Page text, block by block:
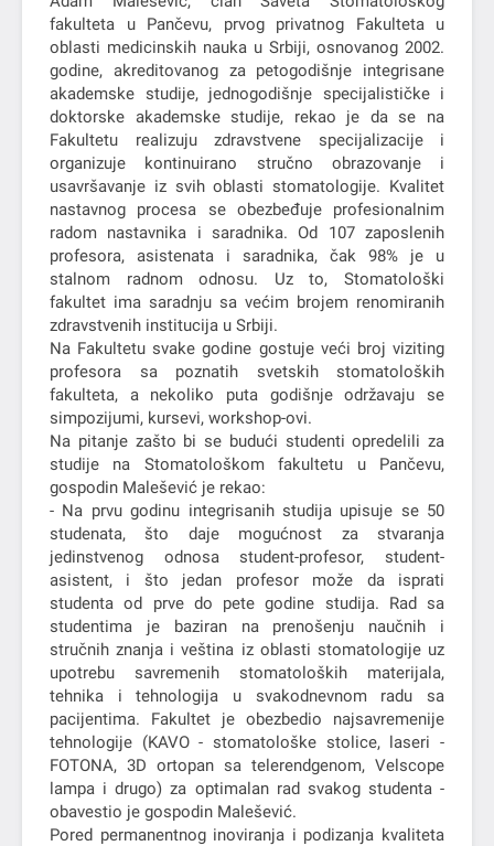
fakulteta u Pančevu, prvog privatnog Fakulteta u
oblasti medicinskih nauka u Srbiji, osnovanog 2002.
godine, akreditovanog za petogodišnje integrisane
akademske studije, jednogodišnje specijalističke i
doktorske akademske studije, rekao je da se na
Fakultetu realizuju zdravstvene specijalizacije i
organizuje kontinuirano stručno obrazovanje i
usavršavanje iz svih oblasti stomatologije. Kvalitet
nastavnog procesa se obezbeđuje profesionalnim
radom nastavnika i saradnika. Od 107 zaposlenih
profesora, asistenata i saradnika, čak 98% je u
stalnom radnom odnosu. Uz to, Stomatološki
fakultet ima saradnju sa većim brojem renomiranih
zdravstvenih institucija u Srbiji.
Na Fakultetu svake godine gostuje veći broj viziting
profesora sa poznatih svetskih stomatoloških
fakulteta, a nekoliko puta godišnje održavaju se
simpozijumi, kursevi, workshop-ovi.
Na pitanje zašto bi se budući studenti opredelili za
studije na Stomatološkom fakultetu u Pančevu,
gospodin Malešević je rekao:
- Na prvu godinu integrisanih studija upisuje se 50
studenata, što daje mogućnost za stvaranja
jedinstvenog odnosa student-profesor, student-
asistent, i što jedan profesor može da isprati
studenta od prve do pete godine studija. Rad sa
studentima je baziran na prenošenju naučnih i
stručnih znanja i veština iz oblasti stomatologije uz
upotrebu savremenih stomatoloških materijala,
tehnika i tehnologija u svakodnevnom radu sa
pacijentima. Fakultet je obezbedio najsavremenije
tehnologije (KAVO - stomatološke stolice, laseri -
FOTONA, 3D ortopan sa telerendgenom, Velscope
lampa i drugo) za optimalan rad svakog studenta -
obavestio je gospodin Malešević.
Pored permanentnog inoviranja i podizanja kvaliteta